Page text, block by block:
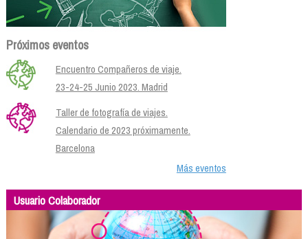
Próximos eventos
Encuentro Compañeros de viaje.
23-24-25 Junio 2023. Madrid
Taller de fotografía de viajes.
Calendario de 2023 próximamente.
Barcelona
Más eventos
Usuario Colaborador